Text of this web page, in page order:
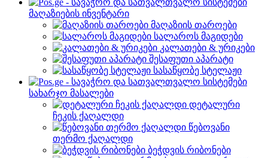
მაღაზიების ინვენტარი
მაღაზიის თაროები
სალაროს მაგიდები
კალათები & ურიკები
შესაფუთი აპარატი
სასაწყობე სტელაჟი
სახარჯო მასალები
დეტალური
ჩეკის ქაღალდი
წებოვანი
თერმო ქაღალდი
ბეჭდვის რიბონები